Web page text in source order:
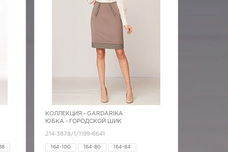
КОЛЛЕКЦИЯ - GARDARIKA
ЮБКА - ГОРОДСКОЙ ШИК
214-3878/1/1199-6641
164-100 164-80 164-84